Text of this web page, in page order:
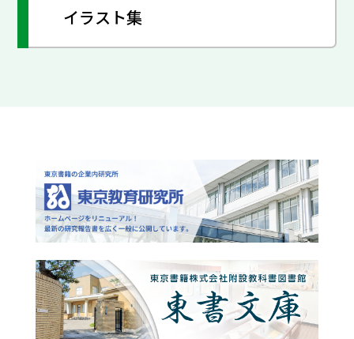
イラスト集